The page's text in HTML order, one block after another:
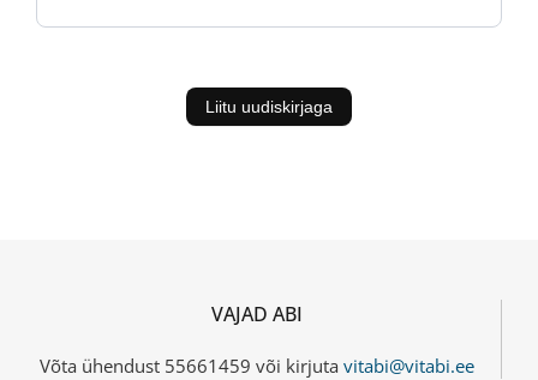
Liitu uudiskirjaga
VAJAD ABI
Võta ühendust 55661459 või kirjuta vitabi@vitabi.ee